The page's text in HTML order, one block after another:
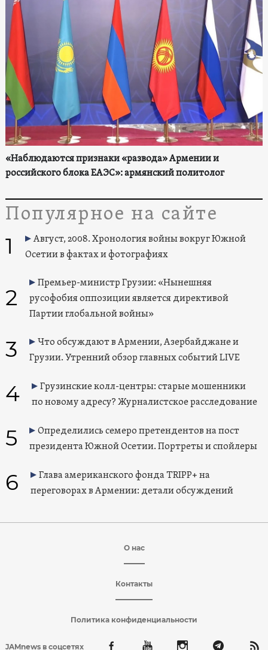
«Наблюдаются признаки «развода» Армении и
российского блока ЕАЭС»: армянский политолог
Популярное на сайте
1
Август, 2008. Хронология войны вокруг Южной
Осетии в фактах и фотографиях
2
Премьер-министр Грузии: «Нынешняя
русофобия оппозиции является директивой
Партии глобальной войны»
3
Что обсуждают в Армении, Азербайджане и
Грузии. Утренний обзор главных событий LIVE
4
Грузинские колл-центры: старые мошенники
по новому адресу? Журналистское расследование
5
Определились семеро претендентов на пост
президента Южной Осетии. Портреты и спойлеры
6
Глава американского фонда TRIPP+ на
переговорах в Армении: детали обсуждений
О нас
Контакты
Политика конфиденциальности
JAMnews в соцсетях